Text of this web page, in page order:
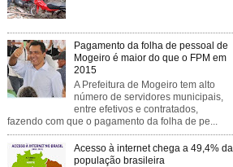
Pagamento da folha de pessoal de
Mogeiro é maior do que o FPM em
2015
A Prefeitura de Mogeiro tem alto
número de servidores municipais,
entre efetivos e contratados,
fazendo com que o pagamento da folha de pe...
Acesso à internet chega a 49,4% da
população brasileira